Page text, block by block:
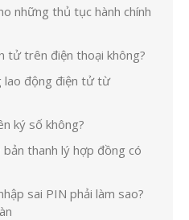
những thủ tục hành chính
tử trên điện thoại không?
lao động điện tử từ
ký số không?
thanh lý hợp đồng có
sai PIN phải làm sao?